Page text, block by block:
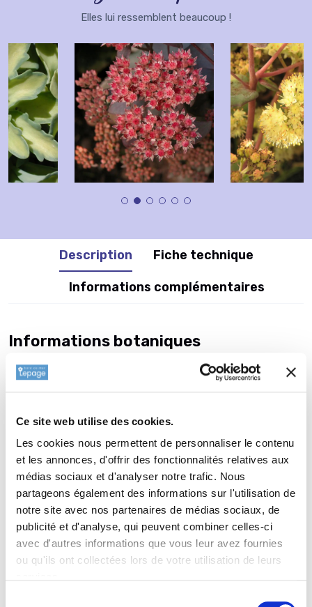
Ce site web utilise des cookies.
Les cookies nous permettent de personnaliser le contenu
et les annonces, d'offrir des fonctionnalités relatives aux
médias sociaux et d'analyser notre trafic. Nous
partageons également des informations sur l'utilisation de
notre site avec nos partenaires de médias sociaux, de
publicité et d'analyse, qui peuvent combiner celles-ci
avec d'autres informations que vous leur avez fournies
ou qu'ils ont collectées lors de votre utilisation de leurs
Elles lui ressemblent beaucoup !
Description Fiche technique
Informations complémentaires
Informations botaniques
Famille : Crassulaceae
Genre : SEDUM
Complément : 0
Plantation deSEDUM 'Class Act'
La plantation d’une vivace est une opération très simple. Faire
un trou de 2 à 3 fois la taille du pot. Ameublir au fond du trou
et venir écraser la terre meuble avec la motte de votre
SEDUM 'Class Act'. Reboucher avec la terre que vous avez
sortie auparavant. Paillez avec 2 à 3 cm de copeau de bois ou
de paille (lin ou chanvre) afin de garder l'humidité, enrichir et